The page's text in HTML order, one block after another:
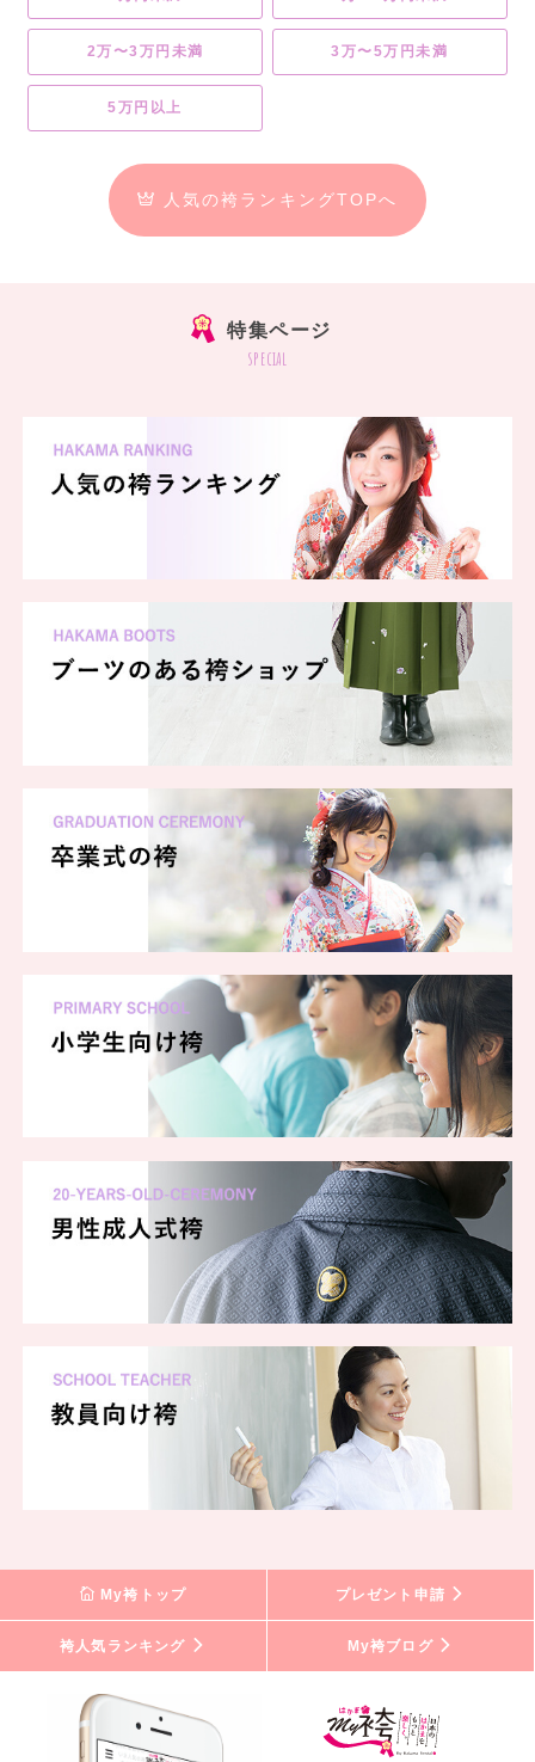
2万〜3万円未満 3万〜5万円未満
5万円以上
人気の袴ランキングTOPへ
特集ページ
special
My袴トップ プレゼント申請
袴人気ランキング My袴ブログ